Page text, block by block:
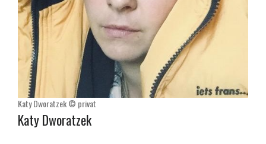
Katy Dworatzek © privat
Katy Dworatzek